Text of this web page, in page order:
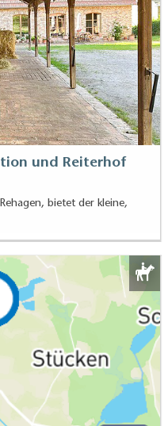
und Reiterhof
bietet der kleine,